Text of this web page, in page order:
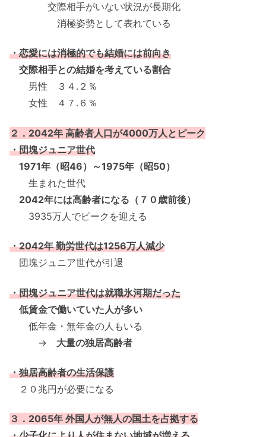
交際相手がいない状況が長期化
消極姿勢として表れている
・恋愛には消極的でも結婚には前向き
交際相手との結婚を考えている割合
男性 ３４.２％
女性 ４７.６％
２．2042年 高齢者人口が4000万人とピーク
・団塊ジュニア世代
1971年（昭46）～1975年（昭50）
生まれた世代
2042年には高齢者になる（７０歳前後）
3935万人でピークを迎える
・2042年 勤労世代は1256万人減少
団塊ジュニア世代が引退
・団塊ジュニア世代は就職氷河期だった
低賃金で働いていた人が多い
低年金・無年金の人もいる
→ 大量の独居高齢者
・独居高齢者の生活保護
２０兆円が必要になる
３．2065年 外国人が無人の国土を占拠する